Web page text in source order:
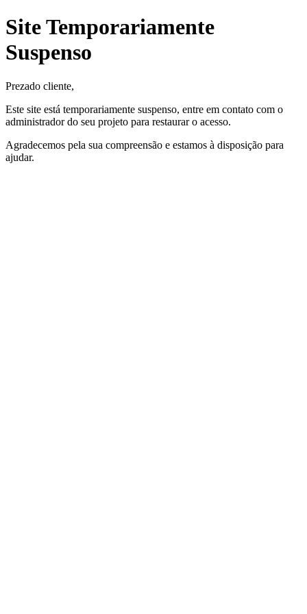
Site Temporariamente
Suspenso
Prezado cliente,
Este site está temporariamente suspenso, entre em contato com o
administrador do seu projeto para restaurar o acesso.
Agradecemos pela sua compreensão e estamos à disposição para
ajudar.